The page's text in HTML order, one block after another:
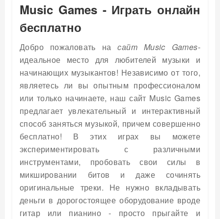
Music Games - Играть онлайн
бесплатно
Добро пожаловать насайт Music Games-
идеальное место для любителей музыки и
начинающих музыкантов! Независимо от того,
являетесь ли вы опытным профессионалом
или только начинаете, наш сайт Music Games
предлагает увлекательный и интерактивный
способ заняться музыкой, причем совершенно
бесплатно! В этих играх вы можете
экспериментировать с различными
инструментами, пробовать свои силы в
микшировании битов и даже сочинять
оригинальные треки. Не нужно вкладывать
деньги в дорогостоящее оборудование вроде
гитар или пианино - просто прыгайте и